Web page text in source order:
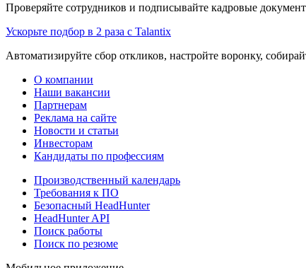
Проверяйте сотрудников и подписывайте кадровые
Ускорьте подбор в 2 раза с Talantix
Автоматизируйте сбор откликов, настройте воронку,
О компании
Наши вакансии
Партнерам
Реклама на сайте
Новости и статьи
Инвесторам
Кандидаты по профессиям
Производственный календарь
Требования к ПО
Безопасный HeadHunter
HeadHunter API
Поиск работы
Поиск по резюме